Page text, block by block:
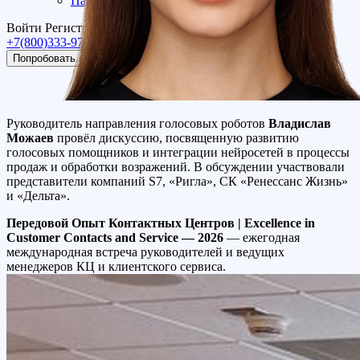
Войти Регистрация
+7(800)333-97-02
Звонок бесплатный
Попробовать бесплатно
Руководитель направления голосовых роботов Владислав
Можаев провёл дискуссию, посвященную развитию
голосовых помощников и интеграции нейросетей в процессы
продаж и обработки возражений. В обсуждении участвовали
представители компаний S7, «Ригла», СК «Ренессанс Жизнь»
и «Дельта».
Передовой Опыт Контактных Центров | Excellence in
Customer Contacts and Service — 2026 — ежегодная
международная встреча руководителей и ведущих
менеджеров КЦ и клиентского сервиса.